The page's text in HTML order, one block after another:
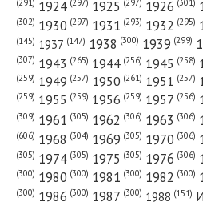
№ 257 от декабря 1953 года —
(291) 1924 (297) 1925 (297) 1926 (301)
(302) 1930 (297) 1931 (293) 1932 (295)
(145) 1937 (147) 1938 (300) 1939 (299)
(307) 1943 (265) 1944 (256) 1945 (258)
(259) 1949 (257) 1950 (261) 1951 (257)
(259) 1955 (259) 1956 (259) 1957 (256)
(309) 1961 (305) 1962 (306) 1963 (306)
(606) 1968 (304) 1969 (305) 1970 (306)
(305) 1974 (305) 1975 (305) 1976 (306)
(300) 1980 (300) 1981 (300) 1982 (300)
(300) 1986 (300) 1987 (300) 1988 (151)